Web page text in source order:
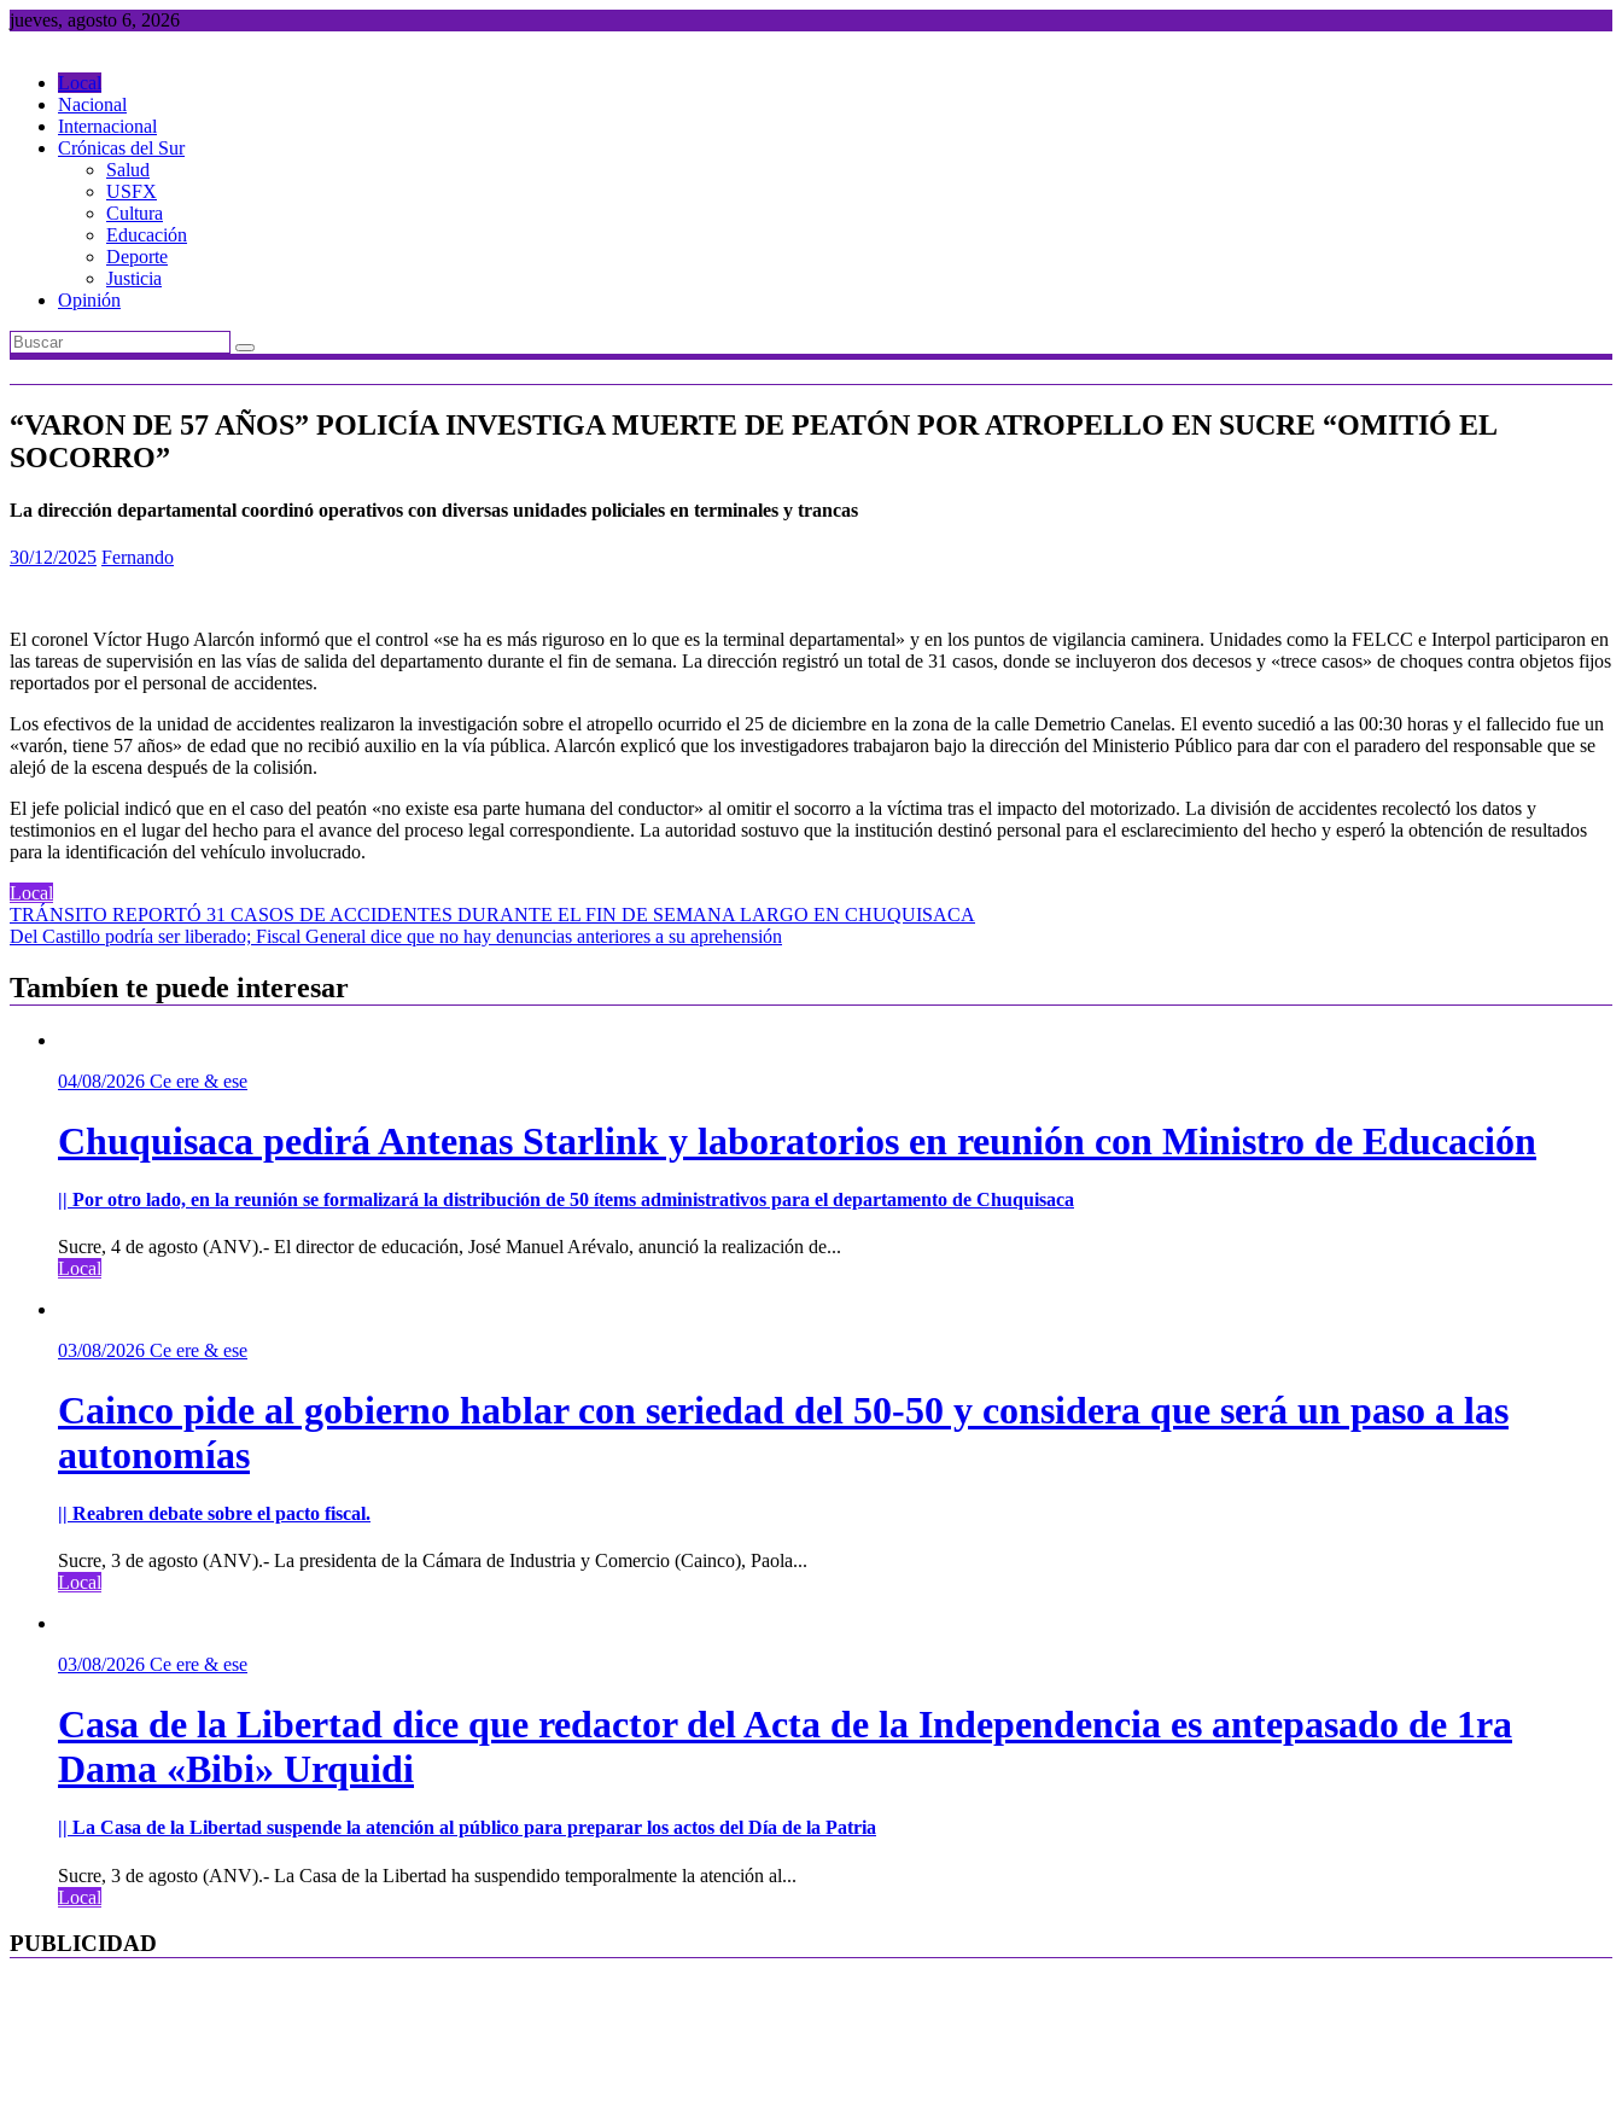
Saltar
jueves, agosto 6, 2026
Local
Nacional
Internacional
Crónicas del Sur
Salud
USFX
Cultura
Educación
Deporte
Justicia
Opinión
“VARON DE 57 AÑOS” POLICÍA INVESTIGA MUERTE DE PEATÓN POR ATROPELLO EN SUCRE “OMITIÓ EL
SOCORRO”
La dirección departamental coordinó operativos con diversas unidades policiales en terminales y trancas
30/12/2025 Fernando
El coronel Víctor Hugo Alarcón informó que el control «se ha es más riguroso en lo que es la terminal departamental» y en los puntos de vigilancia caminera. Unidades como la FELCC e Interpol participaron en
las tareas de supervisión en las vías de salida del departamento durante el fin de semana. La dirección registró un total de 31 casos, donde se incluyeron dos decesos y «trece casos» de choques contra objetos fijos
reportados por el personal de accidentes.
Los efectivos de la unidad de accidentes realizaron la investigación sobre el atropello ocurrido el 25 de diciembre en la zona de la calle Demetrio Canelas. El evento sucedió a las 00:30 horas y el fallecido fue un
«varón, tiene 57 años» de edad que no recibió auxilio en la vía pública. Alarcón explicó que los investigadores trabajaron bajo la dirección del Ministerio Público para dar con el paradero del responsable que se
alejó de la escena después de la colisión.
El jefe policial indicó que en el caso del peatón «no existe esa parte humana del conductor» al omitir el socorro a la víctima tras el impacto del motorizado. La división de accidentes recolectó los datos y
testimonios en el lugar del hecho para el avance del proceso legal correspondiente. La autoridad sostuvo que la institución destinó personal para el esclarecimiento del hecho y esperó la obtención de resultados
para la identificación del vehículo involucrado.
Local
Navegación
de
entradas
TRÁNSITO REPORTÓ 31 CASOS DE ACCIDENTES DURANTE EL FIN DE SEMANA LARGO EN CHUQUISACA
Del Castillo podría ser liberado; Fiscal General dice que no hay denuncias anteriores a su aprehensión
Tambíen te puede interesar
04/08/2026 Ce ere & ese
Chuquisaca pedirá Antenas Starlink y laboratorios en reunión con Ministro de Educación
|| Por otro lado, en la reunión se formalizará la distribución de 50 ítems administrativos para el departamento de Chuquisaca
Sucre, 4 de agosto (ANV).- El director de educación, José Manuel Arévalo, anunció la realización de...
Local
03/08/2026 Ce ere & ese
Cainco pide al gobierno hablar con seriedad del 50-50 y considera que será un paso a las
autonomías
|| Reabren debate sobre el pacto fiscal.
Sucre, 3 de agosto (ANV).- La presidenta de la Cámara de Industria y Comercio (Cainco), Paola...
Local
03/08/2026 Ce ere & ese
Casa de la Libertad dice que redactor del Acta de la Independencia es antepasado de 1ra
Dama «Bibi» Urquidi
|| La Casa de la Libertad suspende la atención al público para preparar los actos del Día de la Patria
Sucre, 3 de agosto (ANV).- La Casa de la Libertad ha suspendido temporalmente la atención al...
Local
PUBLICIDAD